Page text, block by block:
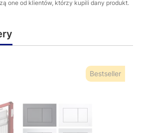
one od klientów, którzy kupili dany produkt.
Bestseller